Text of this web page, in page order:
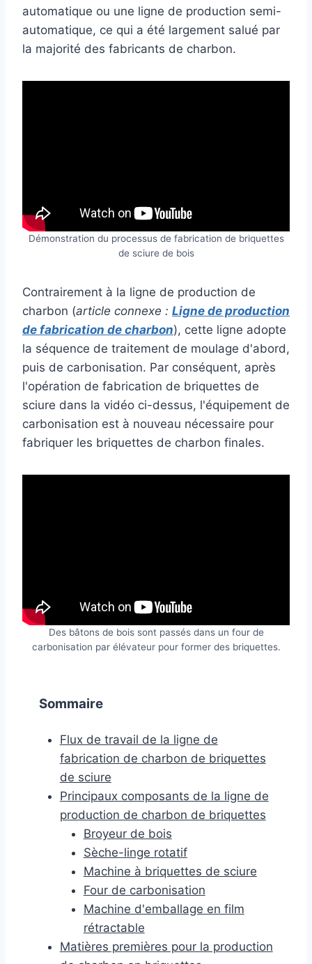
automatique ou une ligne de production semi-
automatique, ce qui a été largement salué par
la majorité des fabricants de charbon.
Démonstration du processus de fabrication de briquettes
de sciure de bois
Contrairement à la ligne de production de
charbon (article connexe : Ligne de production
de fabrication de charbon), cette ligne adopte
la séquence de traitement de moulage d'abord,
puis de carbonisation. Par conséquent, après
l'opération de fabrication de briquettes de
sciure dans la vidéo ci-dessus, l'équipement de
carbonisation est à nouveau nécessaire pour
fabriquer les briquettes de charbon finales.
Des bâtons de bois sont passés dans un four de
carbonisation par élévateur pour former des briquettes.
Sommaire
Flux de travail de la ligne de
fabrication de charbon de briquettes
de sciure
Principaux composants de la ligne de
production de charbon de briquettes
Broyeur de bois
Sèche-linge rotatif
Machine à briquettes de sciure
Four de carbonisation
Machine d'emballage en film
rétractable
Matières premières pour la production